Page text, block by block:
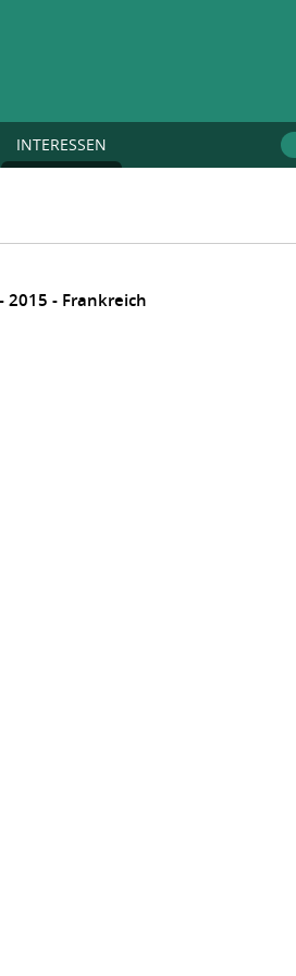
INTERESSEN
2015 Frankreich